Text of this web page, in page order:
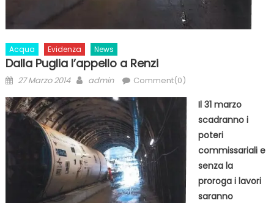
Acqua Evidenza News
Dalla Puglia l’appello a Renzi
Posted
27 Marzo 2014 Author
admin Comment(0)
Il 31 marzo
scadranno i
poteri
commissariali e
senza la
proroga i lavori
saranno